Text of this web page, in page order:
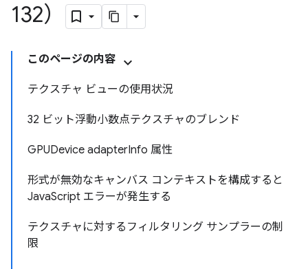
132）
このページの内容
テクスチャ ビューの使用状況
32 ビット浮動小数点テクスチャのブレンド
GPUDevice adapterInfo 属性
形式が無効なキャンバス コンテキストを構成すると
JavaScript エラーが発生する
テクスチャに対するフィルタリング サンプラーの制
限